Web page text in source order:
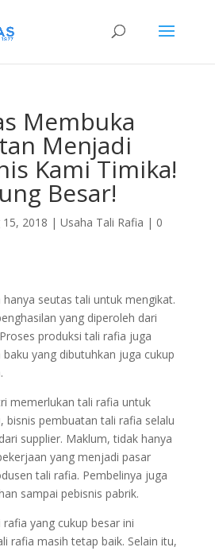
Membuka
Menjadi
Kami Timika!
Besar!
15, 2018 | Usaha Tali Rafia | 0
seutas tali untuk mengikat.
yang diperoleh dari
produksi tali rafia juga
yang dibutuhkan juga cukup
memerlukan tali rafia untuk
bisnis pembuatan tali rafia selalu
supplier. Maklum, tidak hanya
yang menjadi pasar
tali rafia. Pembelinya juga
sampai pebisnis pabrik.
yang cukup besar ini
rafia masih tetap baik. Selain itu,